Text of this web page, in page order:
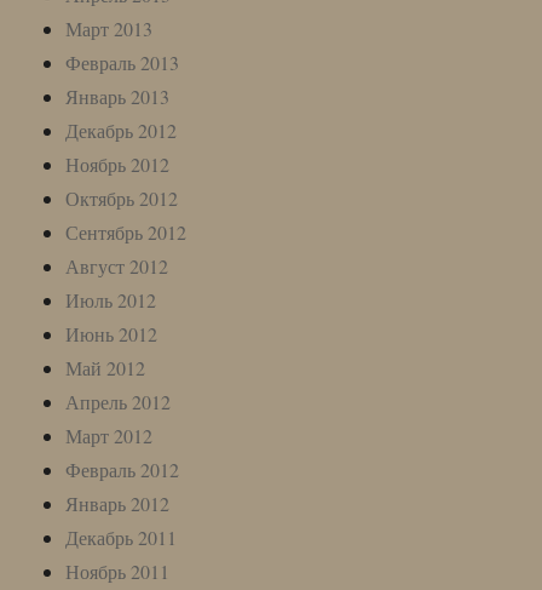
Март 2013
Февраль 2013
Январь 2013
Декабрь 2012
Ноябрь 2012
Октябрь 2012
Сентябрь 2012
Август 2012
Июль 2012
Июнь 2012
Май 2012
Апрель 2012
Март 2012
Февраль 2012
Январь 2012
Декабрь 2011
Ноябрь 2011